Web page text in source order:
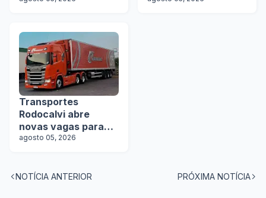
Transportes
Rodocalvi abre
novas vagas para
motoristas
agosto 05, 2026
NOTÍCIA ANTERIOR PRÓXIMA NOTÍCIA